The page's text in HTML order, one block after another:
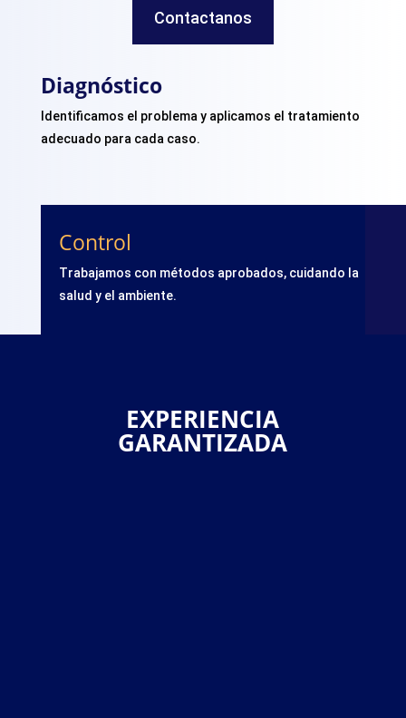
Contactanos
Diagnóstico
Identificamos el problema y aplicamos el tratamiento
adecuado para cada caso.
Control
Trabajamos con métodos aprobados, cuidando la
salud y el ambiente.
EXPERIENCIA
GARANTIZADA